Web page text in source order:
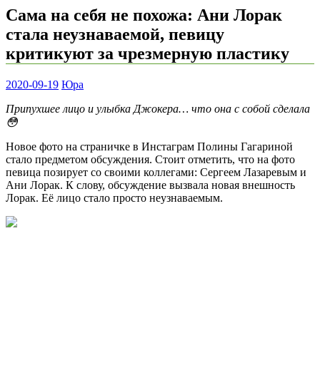
Сама на себя не похожа: Ани Лорак
стала неузнаваемой, певицу
критикуют за чрезмерную пластику
2020-09-19 Юра
Припухшее лицо и улыбка Джокера… что она с собой сделала
😳
Новое фото на страничке в Инстаграм Полины Гагариной
стало предметом обсуждения. Стоит отметить, что на фото
певица позирует со своими коллегами: Сергеем Лазаревым и
Ани Лорак. К слову, обсуждение вызвала новая внешность
Лорак. Её лицо стало просто неузнаваемым.